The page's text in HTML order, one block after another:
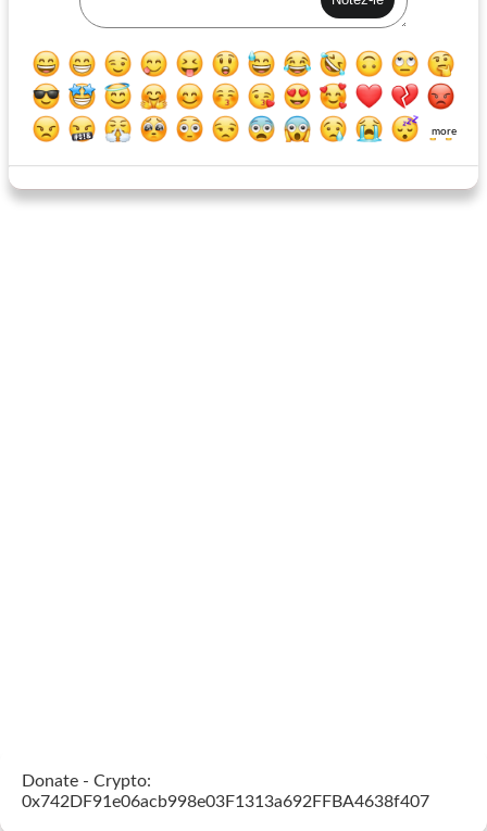
manicotti fourré au jambon hot dogs de style jersey
more
Donate - Crypto:
0x742DF91e06acb998e03F1313a692FFBA4638f407